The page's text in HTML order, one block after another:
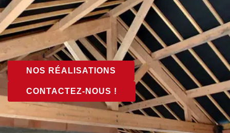
NOS RÉALISATIONS
CONTACTEZ-NOUS !